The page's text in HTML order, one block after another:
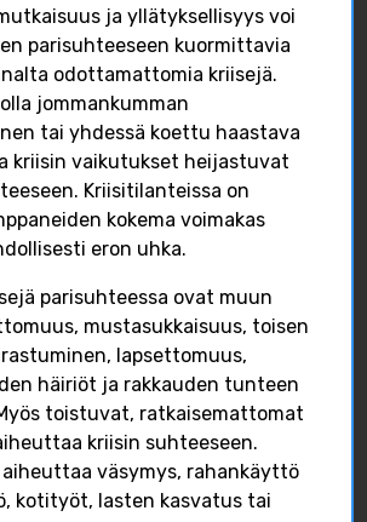
ja yllätyksellisyys voi
parisuhteeseen kuormittavia
odottamattomia kriisejä.
jommankumman
tai yhdessä koettu haastava
kriisin vaikutukset heijastuvat
Kriisitilanteissa on
kokema voimakas
eron uhka.
parisuhteessa ovat muun
mustasukkaisuus, toisen
lapsettomuus,
häiriöt ja rakkauden tunteen
toistuvat, ratkaisemattomat
kriisin suhteeseen.
väsymys, rahankäyttö
kotityöt, lasten kasvatus tai
July 5
Hyvää juhannusta ja
#isilleinfo
#parastaisyydessä
Isilleinfo
isilleinfo June 19
INSTAGRAM